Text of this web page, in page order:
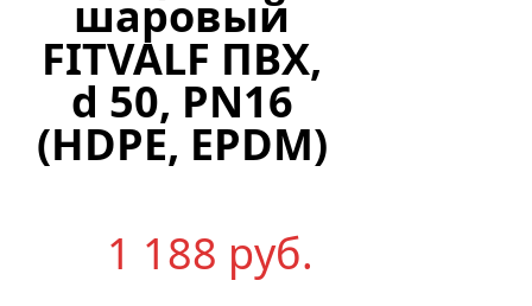
шаровый
FITVALF ПВХ,
d 50, PN16
(HDPE, EPDM)
1 188 руб.